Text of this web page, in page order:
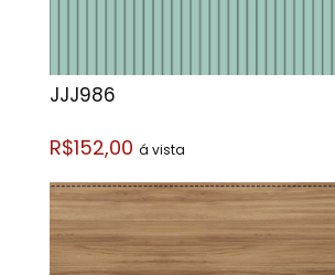
JJJ986
R$152,00 á vista